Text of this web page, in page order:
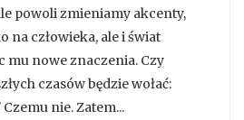
powoli zmieniamy akcenty,
na człowieka, ale i świat
mu nowe znaczenia. Czy
czasów będzie wołać:
nie. Zatem...